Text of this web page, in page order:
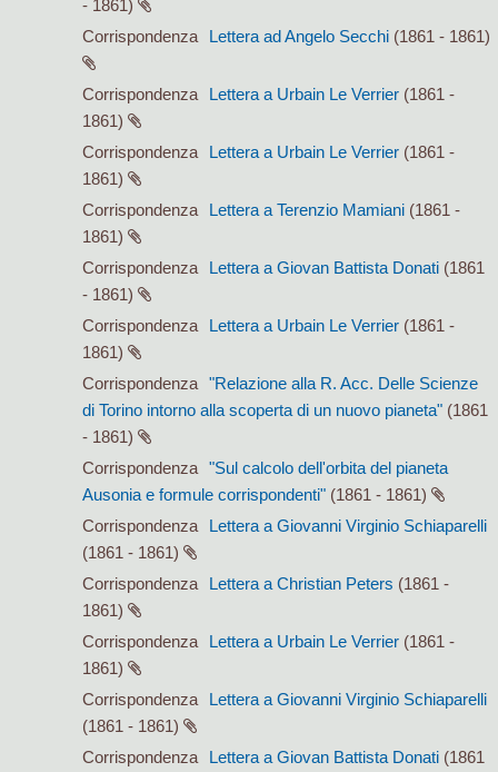
- 1861)
Corrispondenza
Lettera ad Angelo Secchi (1861 - 1861)
Corrispondenza Lettera a Urbain Le Verrier (1861 -
1861)
Corrispondenza
Lettera a Urbain Le Verrier (1861 -
1861)
Corrispondenza
Lettera a Terenzio Mamiani (1861 -
1861)
Corrispondenza
Lettera a Giovan Battista Donati (1861
- 1861)
Corrispondenza
Lettera a Urbain Le Verrier (1861 -
1861)
Corrispondenza
"Relazione alla R. Acc. Delle Scienze
di Torino intorno alla scoperta di un nuovo pianeta" (1861
- 1861)
Corrispondenza
"Sul calcolo dell'orbita del pianeta
Ausonia e formule corrispondenti" (1861 - 1861)
Corrispondenza
Lettera a Giovanni Virginio Schiaparelli
(1861 - 1861)
Corrispondenza
Lettera a Christian Peters (1861 -
1861)
Corrispondenza
Lettera a Urbain Le Verrier (1861 -
1861)
Corrispondenza
Lettera a Giovanni Virginio Schiaparelli
(1861 - 1861)
Corrispondenza
Lettera a Giovan Battista Donati (1861